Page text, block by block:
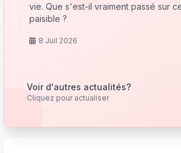
vie. Que s'est-il vraiment passé sur
paisible ?
8 Juil 2026
Voir d'autres actualités?
Cliquez pour actualiser